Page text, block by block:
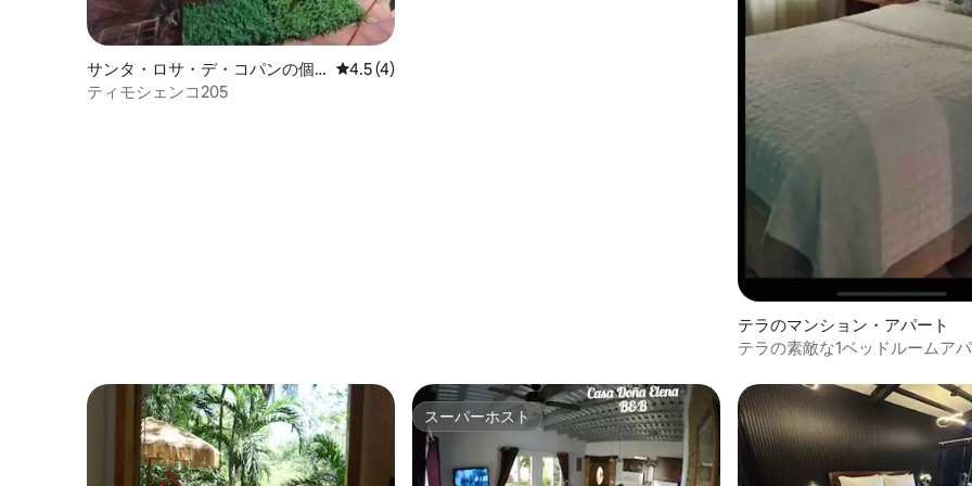
サンタ・ロサ・デ・コパンの個
室
レビュー4件、5つ星中4.5つ星の平均評価
4.5 (4)
ティモシェンコ205
テラのマンション・アパート
テラの素敵な1ベッドルームア
スーパーホスト
スーパーホスト